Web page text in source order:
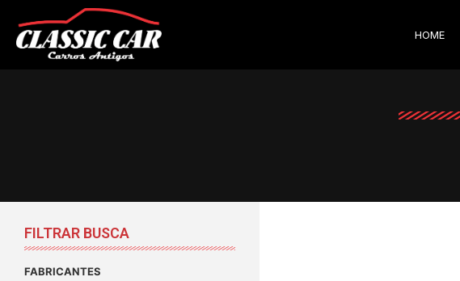
HOME
FILTRAR BUSCA
FABRICANTES